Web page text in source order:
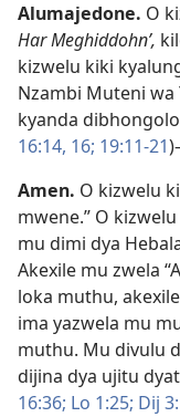
Alumajedone. O
Har Meghiddohnʹ,
kizwelu kiki
Nzambi Muteni wa
kyanda
16:14, 16; 19:11-21
Amen. O kizwelu
mwene.” O
mu dimi dya
Akexile mu zwela
loka muthu,
ima yazwela mu
muthu. Mu divulu
dijina dya ujitu
16:36; Lo 1:25; Dij